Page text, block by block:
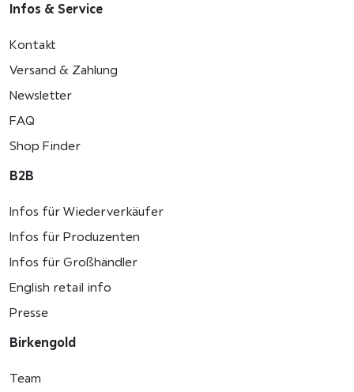
Infos & Service
Kontakt
Versand & Zahlung
Newsletter
FAQ
Shop Finder
B2B
Infos für Wiederverkäufer
Infos für Produzenten
Infos für Großhändler
English retail info
Presse
Birkengold
Team